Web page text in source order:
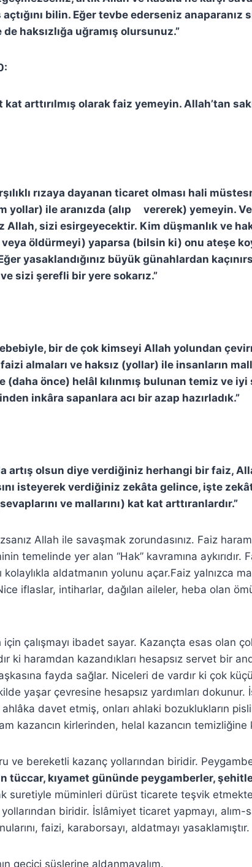
bilin. Eğer tevbe ederseniz anaparanız
haksızlığa uğramış olursunuz.”
kat arttırılmış olarak faiz yemeyin. Allah’tan
rızaya dayanan ticaret olması hali
yollar) ile aranızda (alıp vererek) yemeyin.
Allah, sizi esirgeyecektir. Kim düşmanlık ve
öldürmeyi) yaparsa (bilsin ki) onu ateşe
yasaklandığınız büyük günahlardan
sizi şerefli bir yere sokarız.”
bir de çok kimseyi Allah yolundan
almaları ve haksız (yollar) ile insanların
önce) helâl kılınmış bulunan temiz ve iyi
inkâra sapanlara acı bir azap hazırladık.”
artış olsun diye verdiğiniz herhangi bir faiz,
isteyerek verdiğiniz zekâta gelince, işte
ve mallarını) kat kat arttıranlardır.”
Allah ile savaşmak zorundasınız. Faiz
temelinde yer alan “Hak” kavramına aykırıdır.
aldatmanın yolunu açar.Faiz yalnızca
iflaslar, intiharlar, dağılan aileler, heba olan
için çalışmayı ibadet sayar. Kazançta esas olan
ki haramdan kazandıkları hesapsız servet bir
fayda sağlar. Niceleri de vardır ki çok
yaşar çevresine hesapsız yardımları dokunur.
davet etmiş, onları ahlaki bozuklukların
kazancın kirlerinden, helal kazancın
ve bereketli kazanç yollarından biridir.
tüccar, kıyamet gününde peygamberler,
suretiyle müminleri dürüst ticarete teşvik
biridir. İslâmiyet ticaret yapmayı, alım-
faizi, karaborsayı, aldatmayı yasaklamıştır.
geçici süslerine aldanmayalım.